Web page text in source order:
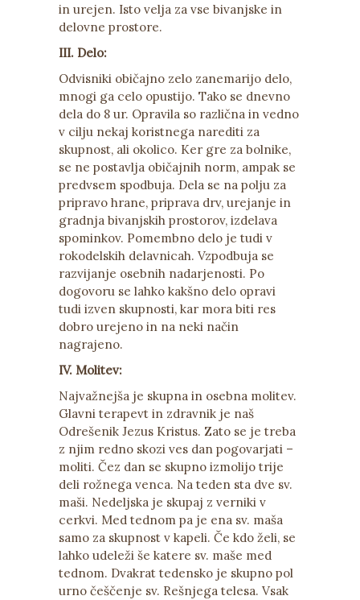
in urejen. Isto velja za vse bivanjske in
delovne prostore.
III. Delo:
Odvisniki običajno zelo zanemarijo delo,
mnogi ga celo opustijo. Tako se dnevno
dela do 8 ur. Opravila so različna in vedno
v cilju nekaj koristnega narediti za
skupnost, ali okolico. Ker gre za bolnike,
se ne postavlja običajnih norm, ampak se
predvsem spodbuja. Dela se na polju za
pripravo hrane, priprava drv, urejanje in
gradnja bivanjskih prostorov, izdelava
spominkov. Pomembno delo je tudi v
rokodelskih delavnicah. Vzpodbuja se
razvijanje osebnih nadarjenosti. Po
dogovoru se lahko kakšno delo opravi
tudi izven skupnosti, kar mora biti res
dobro urejeno in na neki način
nagrajeno.
IV. Molitev:
Najvažnejša je skupna in osebna molitev.
Glavni terapevt in zdravnik je naš
Odrešenik Jezus Kristus. Zato se je treba
z njim redno skozi ves dan pogovarjati –
moliti. Čez dan se skupno izmolijo trije
deli rožnega venca. Na teden sta dve sv.
maši. Nedeljska je skupaj z verniki v
cerkvi. Med tednom pa je ena sv. maša
samo za skupnost v kapeli. Če kdo želi, se
lahko udeleži še katere sv. maše med
tednom. Dvakrat tedensko je skupno pol
urno češčenje sv. Rešnjega telesa. Vsak